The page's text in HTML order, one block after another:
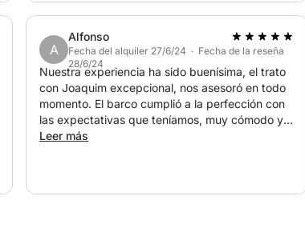
día perfecto, ¡muchas gracias a Joachim!
¡Puedes ir allí con los ojos cerrados!
A
Alfonso
Fecha del alquiler 27/6/24 · Fecha de la reseña
28/6/24
Nuestra experiencia ha sido buenísima, el trato
con Joaquim excepcional, nos asesoró en todo
momento. El barco cumplió a la perfección con
las expectativas que teníamos, muy cómodo y
manejable. Enhorabuena Joaquim porque así
Leer más